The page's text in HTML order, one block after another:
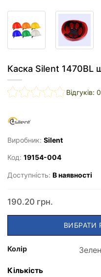
Каска Silent 1470BL
Відгуків: 0
Виробник: Silent
Код: 19154-004
Доступність: В наявності
190.20 грн.
ВИБРАТИ
Колір
Кількість